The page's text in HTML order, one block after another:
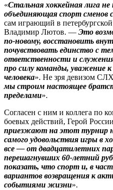
«Стальная хоккейная лига не
объединяющая спорт­ сменов
сам играющий в
Владимир Лютов. — Это
по‑новому, восстановить
почувствовать единство с
ответственности и
про силу ­команды, уважение
человека». Не зря девизом
мы строим настоящее
пределами».
Согласен с ним и коллега по
боевых действий, Герой
приезжают на этот турнир
самого удовольствия игры в
все — от двадцатилетних
перешагнувших 60‑летний
показать, что спорт и, в
вариантов возвращения к
событиями жизни».